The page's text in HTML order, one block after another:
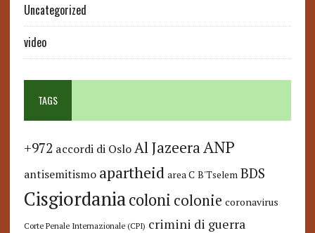
Uncategorized
video
TAGS
+972 accordi di Oslo Al JazeeraANP
antisemitismo apartheid area C B'Tselem BDS
Cisgiordaniacoloni colonie coronavirus
Corte Penale Internazionale (CPI) crimini di guerra